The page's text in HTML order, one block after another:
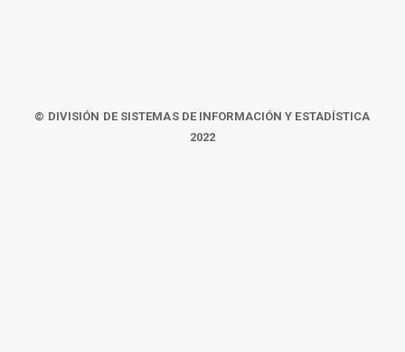
© DIVISIÓN DE SISTEMAS DE INFORMACIÓN Y ESTADÍSTICA
2022